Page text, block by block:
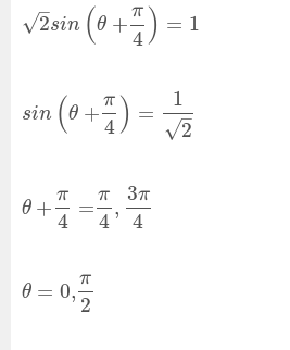
2
–
√ sin (θ +
π
4 ) = 1
sin (θ +
π
4 ) =
1
2
–
√
θ +
π
4
=
π
4
,
3π
4
θ = 0,
π
2